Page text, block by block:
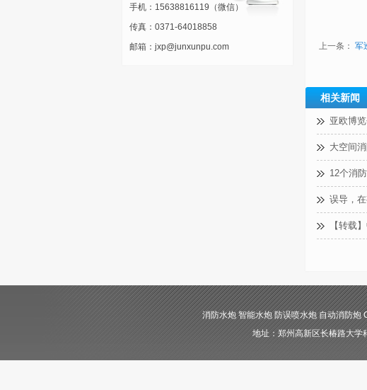
手机：15638816119（微信）
传真：0371-64018858
邮箱：jxp@junxunpu.com
上一条： 军
相关新闻
亚欧博
大空间
12个消
误导，
【转载
消防水炮 智能水炮 防误喷水炮 自动消防
地址：郑州高新区长椿路大